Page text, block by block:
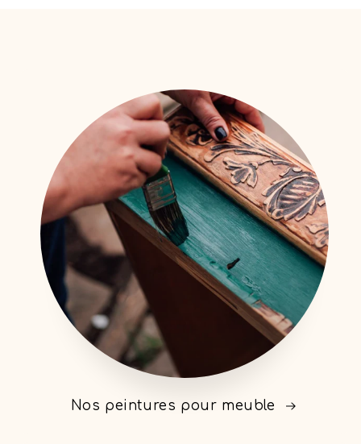
Nos peintures pour meuble